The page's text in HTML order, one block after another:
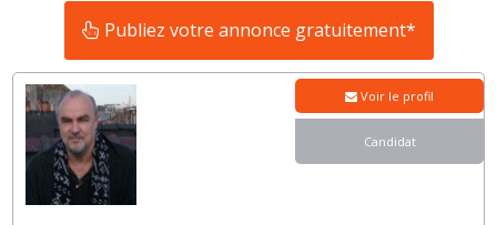
Publiez votre annonce gratuitement*
Voir le profil
Candidat